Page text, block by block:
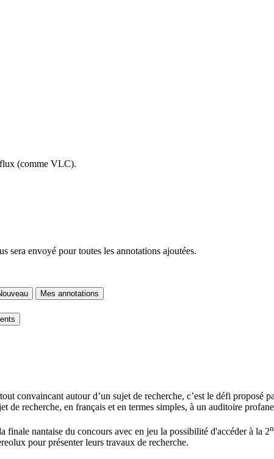
(comme VLC).
sera envoyé pour toutes les annotations ajoutées.
Mes annotations
convaincant autour d’un sujet de recherche, c’est le défi proposé
de recherche, en français et en termes simples, à un auditoire
nantaise du concours avec en jeu la possibilité d'accéder à la 2
pour présenter leurs travaux de recherche.